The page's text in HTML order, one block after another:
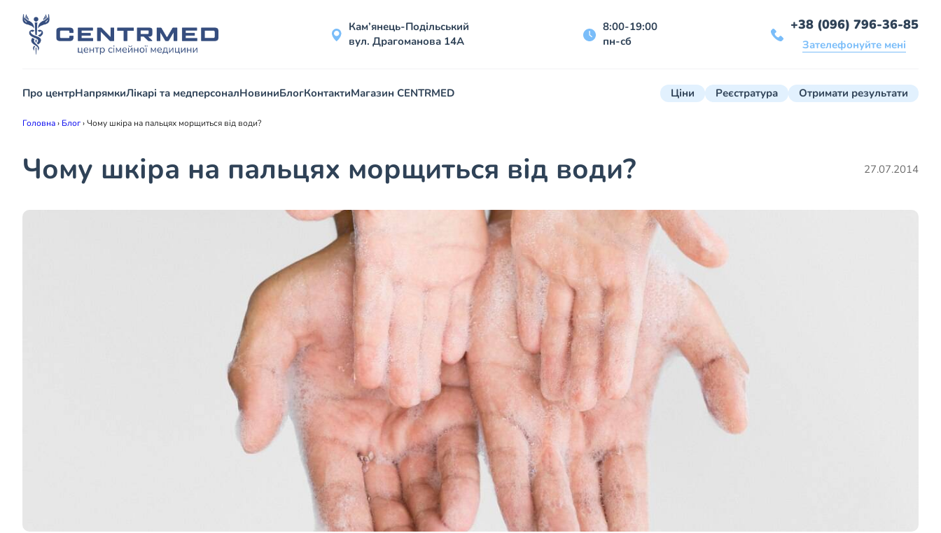
Кам’янець-Подільський
вул. Драгоманова 14А
8:00-19:00
пн-сб
+38 (096) 796-36-85
Зателефонуйте мені
Про центрНапрямкиЛікарі та медперсоналНовиниБлогКонтактиМагазин CENTRMED Ціни Реєстратура Отримати результати
Головна› Блог›Чому шкіра на пальцях морщиться від води?
Чому шкіра на пальцях морщиться від води? 27.07.2014